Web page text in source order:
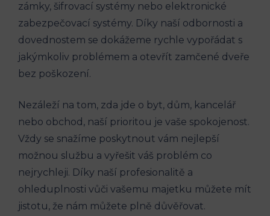
zámky,‌ šifrovací ‌systémy nebo elektronické
zabezpečovací systémy. Díky ⁤naší odbornosti‌ a
dovednostem se‍ dokážeme​ rychle vypořádat s
jakýmkoliv problémem‍ a otevřít⁤ zamčené dveře
bez poškození.
Nezáleží na ⁤tom, zda⁢ jde o​ byt,⁤ dům, kancelář
nebo obchod, naší⁣ prioritou‌ je ⁣vaše spokojenost.
Vždy se snažíme poskytnout vám nejlepší
možnou službu a vyřešit váš problém​ co
nejrychleji. Díky naší profesionalitě a⁢
ohleduplnosti‍ vůči vašemu majetku můžete mít
jistotu, že nám můžete plně důvěřovat.